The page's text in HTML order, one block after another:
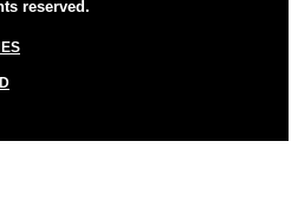
reserved.